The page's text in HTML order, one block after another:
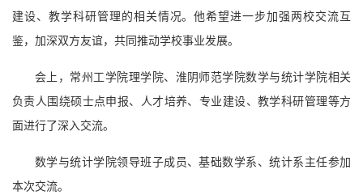
建设、教学科研管理的相关情况。他希望进一步加强两校交流互
鉴，加深双方友谊，共同推动学校事业发展。
会上，常州工学院理学院、淮阴师范学院数学与统计学院相关
负责人围绕硕士点申报、人才培养、专业建设、教学科研管理等方
面进行了深入交流。
数学与统计学院领导班子成员、基础数学系、统计系主任参加
本次交流。